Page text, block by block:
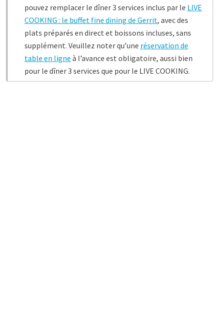
pouvez remplacer le dîner 3 services inclus par le LIVE
COOKING : le buffet fine dining de Gerrit, avec des
plats préparés en direct et boissons incluses, sans
supplément. Veuillez noter qu’une réservation de
table en ligne à l’avance est obligatoire, aussi bien
pour le dîner 3 services que pour le LIVE COOKING.